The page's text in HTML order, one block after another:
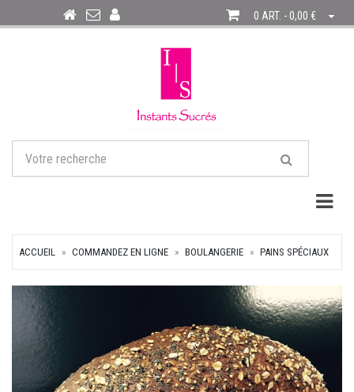
0 ART. - 0,00 €
ACCUEIL COMMANDEZ EN LIGNE BOULANGERIE PAINS SPÉCIAUX